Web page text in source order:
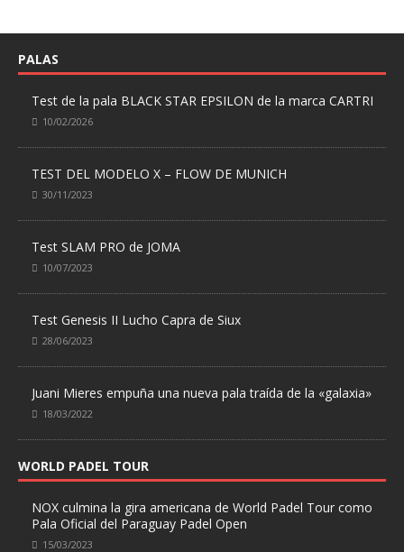
PALAS
Test de la pala BLACK STAR EPSILON de la marca CARTRI
10/02/2026
TEST DEL MODELO X – FLOW DE MUNICH
30/11/2023
Test SLAM PRO de JOMA
10/07/2023
Test Genesis II Lucho Capra de Siux
28/06/2023
Juani Mieres empuña una nueva pala traída de la «galaxia»
18/03/2022
WORLD PADEL TOUR
NOX culmina la gira americana de World Padel Tour como
Pala Oficial del Paraguay Padel Open
15/03/2023